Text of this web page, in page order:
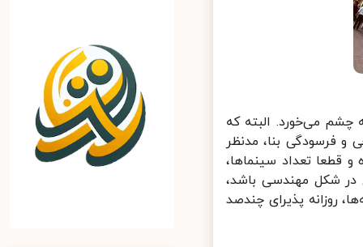
به چشم می‌خورد. البته که
فرسودگی بنا، مدنظر
تعداد سینماها،
در شکل مهندسی باشد،
روزانه پذیرای چندصد